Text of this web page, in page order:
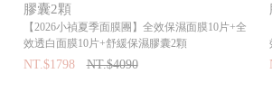
膠囊2顆
【2026小禎夏季面膜團】全效保濕面膜10片+全
效透白面膜10片+舒緩保濕膠囊2顆
NT.$1798 NT.$4090